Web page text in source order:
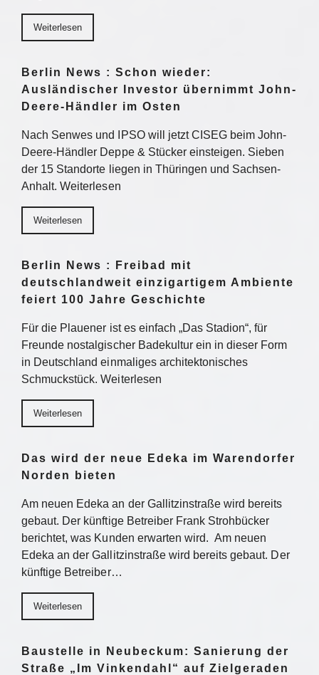
Weiterlesen
Berlin News : Schon wieder:
Ausländischer Investor übernimmt John-
Deere-Händler im Osten
Nach Senwes und IPSO will jetzt CISEG beim John-
Deere-Händler Deppe & Stücker einsteigen. Sieben
der 15 Standorte liegen in Thüringen und Sachsen-
Anhalt. Weiterlesen
Weiterlesen
Berlin News : Freibad mit
deutschlandweit einzigartigem Ambiente
feiert 100 Jahre Geschichte
Für die Plauener ist es einfach „Das Stadion“, für
Freunde nostalgischer Badekultur ein in dieser Form
in Deutschland einmaliges architektonisches
Schmuckstück. Weiterlesen
Weiterlesen
Das wird der neue Edeka im Warendorfer
Norden bieten
Am neuen Edeka an der Gallitzinstraße wird bereits
gebaut. Der künftige Betreiber Frank Strohbücker
berichtet, was Kunden erwarten wird. Am neuen
Edeka an der Gallitzinstraße wird bereits gebaut. Der
künftige Betreiber…
Weiterlesen
Baustelle in Neubeckum: Sanierung der
Straße „Im Vinkendahl“ auf Zielgeraden